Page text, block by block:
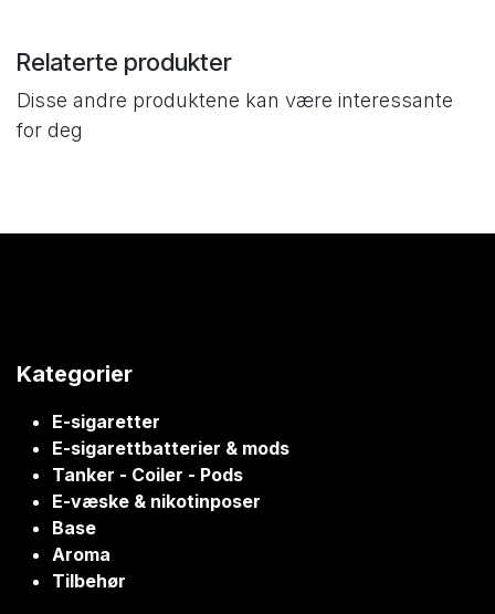
Relaterte produkter
Disse andre produktene kan være interessante
for deg
Kategorier
E-sigaretter
E-sigarettbatterier & mods
Tanker - Coiler - Pods
E-væske & nikotinposer
Base
Aroma
Tilbehør